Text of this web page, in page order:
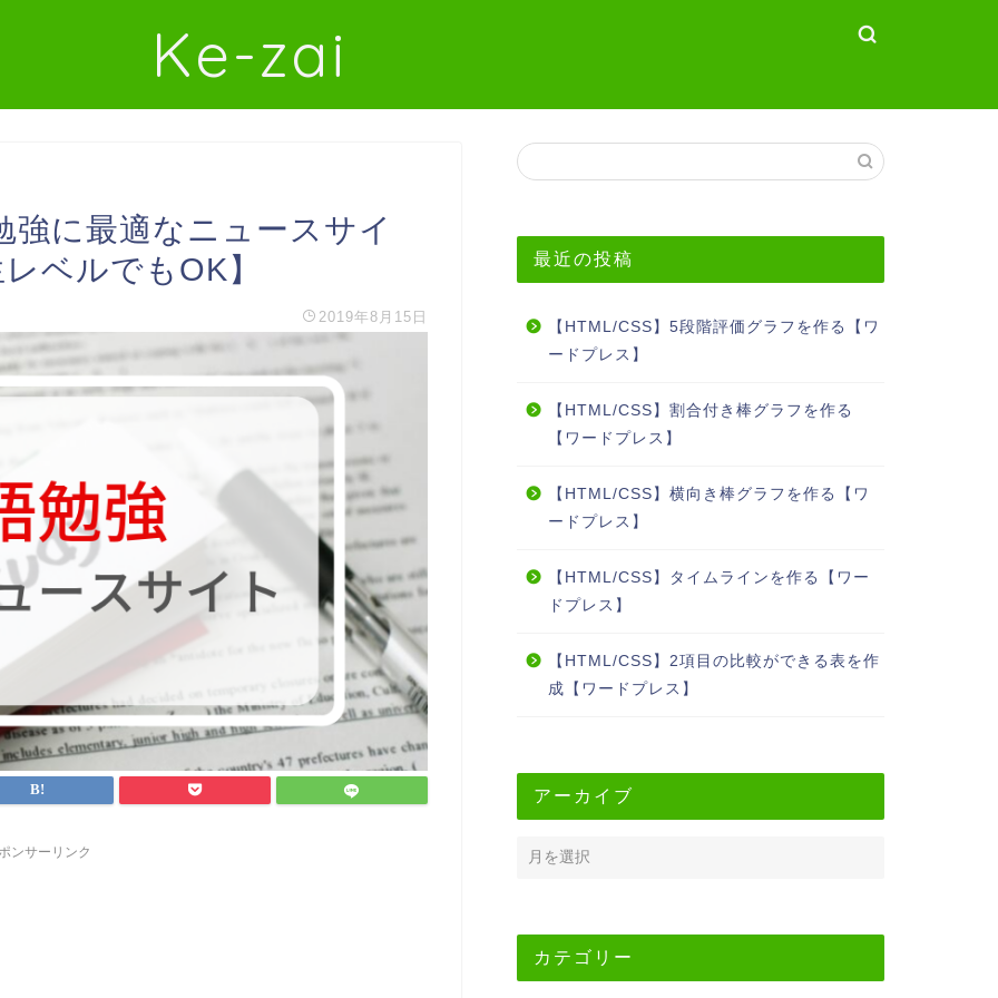
Ke-zai
強に最適なニュースサイ
ベルでもOK】
2019年8月15日
ンサーリンク
最近の投稿
【HTML/CSS】5段階評価グラフを作る【ワ
ードプレス】
【HTML/CSS】割合付き棒グラフを作る
【ワードプレス】
【HTML/CSS】横向き棒グラフを作る【ワ
ードプレス】
【HTML/CSS】タイムラインを作る【ワー
ドプレス】
【HTML/CSS】2項目の比較ができる表を作
成【ワードプレス】
アーカイブ
カテゴリー